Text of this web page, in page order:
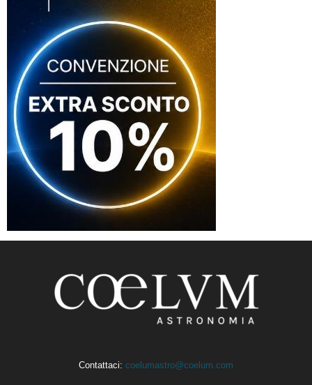
Contattaci: coelumastro@coelum.com